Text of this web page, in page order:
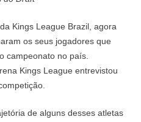
Kings League Brazil, agora
os seus jogadores que
campeonato no país.
Kings League entrevistou
de alguns desses atletas